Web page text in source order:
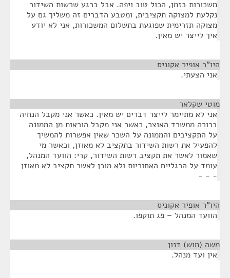
משכורות בזמן, הכול טוב ויפה. אבל ברגע שרשות השידור
נקלעת למצוקה תקציבית, ומטבע הדברים זה משליך גם על
מצוקה תזרימית שפוגעת בתשלום המשכורות, אני לא יודע
איך לייצר יש מאין.
היו"ר אופיר אקוניס
אני הצעתי.
מוטי שקלאר
אני לא מתיימר לייצר דברים יש מאין. כאשר אני מקבל הנחיה
ברורה ממשרד האוצר, כאשר אני מקבל הוראות מן הממונה
על התקציבים והממונה על השכר שאין אפשרות להמשיך
להפעיל את רשות השידור בתקציב לא מאוזן, וכאשר מי
שאמור לאשר את תקציב רשות השידור, קרי: הוועד המנהל,
עומד על הרגליים האחוריות ולא מוכן לאשר תקציב לא מאוזן
- - -
היו"ר אופיר אקוניס
הוועד המנהל – פג תוקפו.
משה (מוש) דנון
אין ועד מנהל.